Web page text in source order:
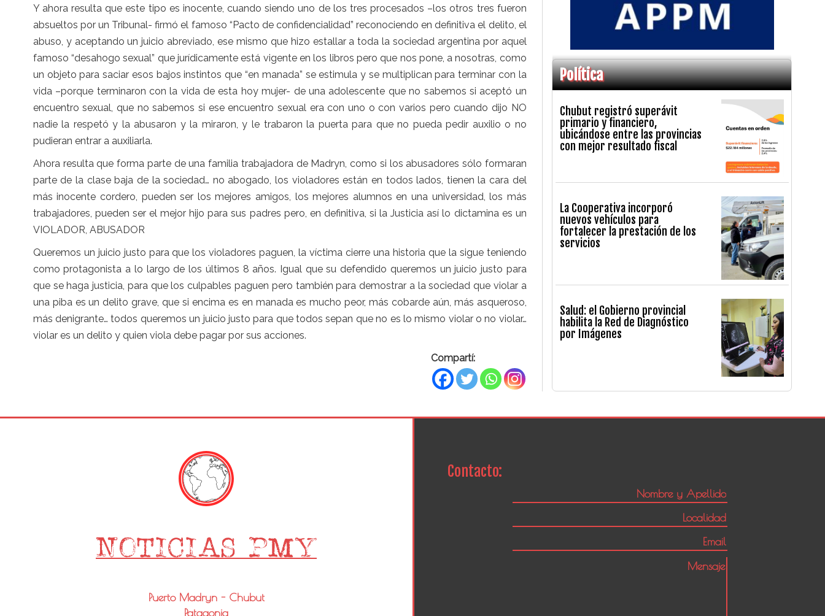
Y ahora resulta que este tipo es inocente, cuando siendo uno de los tres procesados –los otros tres fueron
absueltos por un Tribunal- firmó el famoso “Pacto de confidencialidad” reconociendo en definitiva el delito, el
abuso, y aceptando un juicio abreviado, ese mismo que hizo estallar a toda la sociedad argentina por aquel
famoso “desahogo sexual” que jurídicamente está vigente en los libros pero que nos pone, a nosotras, como
un objeto para saciar esos bajos instintos que “en manada” se estimula y se multiplican para terminar con la
vida –porque terminaron con la vida de esta hoy mujer- de una adolescente que no sabemos si aceptó un
encuentro sexual, que no sabemos si ese encuentro sexual era con uno o con varios pero cuando dijo NO
nadie la respetó y la abusaron y la miraron, y le trabaron la puerta para que no pueda pedir auxilio o no
pudieran entrar a auxiliarla.
Ahora resulta que forma parte de una familia trabajadora de Madryn, como si los abusadores sólo formaran
parte de la clase baja de la sociedad… no abogado, los violadores están en todos lados, tienen la cara del
más inocente cordero, pueden ser los mejores amigos, los mejores alumnos en una universidad, los más
trabajadores, pueden ser el mejor hijo para sus padres pero, en definitiva, si la Justicia así lo dictamina es un
VIOLADOR, ABUSADOR
Queremos un juicio justo para que los violadores paguen, la víctima cierre una historia que la sigue teniendo
como protagonista a lo largo de los últimos 8 años. Igual que su defendido queremos un juicio justo para
que se haga justicia, para que los culpables paguen pero también para demostrar a la sociedad que violar a
una piba es un delito grave, que si encima es en manada es mucho peor, más cobarde aún, más asqueroso,
más denigrante… todos queremos un juicio justo para que todos sepan que no es lo mismo violar o no violar…
violar es un delito y quien viola debe pagar por sus acciones.
Compartí:
Política
Chubut registró superávit
primario y financiero,
ubicándose entre las provincias
con mejor resultado fiscal
La Cooperativa incorporó
nuevos vehículos para
fortalecer la prestación de los
servicios
Salud: el Gobierno provincial
habilita la Red de Diagnóstico
por Imágenes
Puerto Madryn - Chubut
Patagonia
Contacto: